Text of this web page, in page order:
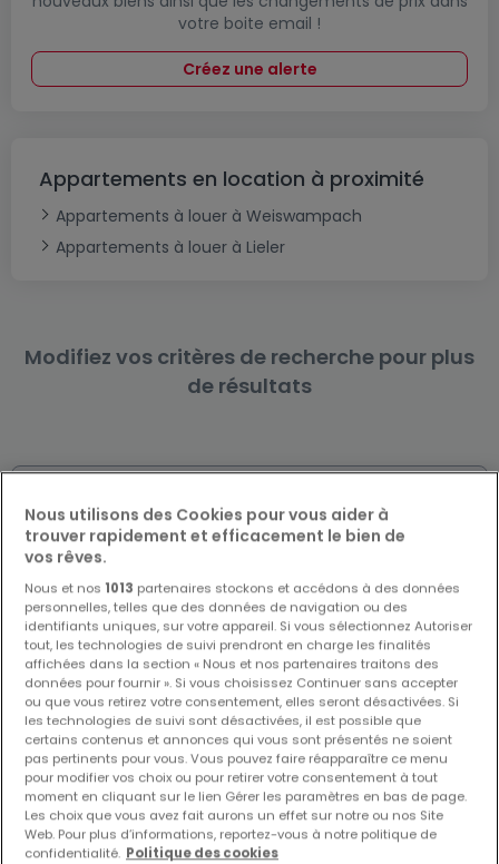
votre boite email !
Créez une alerte
Appartements en location à proximité
Appartements à louer à Weiswampach
Appartements à louer à Lieler
Modifiez vos critères de recherche pour plus
de résultats
Biens similaires à proximité
Vous n'avez pas trouvé de biens qui vous
intéressent ? Ces annonces suggérées
pourraient vous intéresser.
Nous utilisons des Cookies pour vous aider à
trouver rapidement et efficacement le bien de
vos rêves.
Nous et nos 1013 partenaires stockons et accédons à des données
personnelles, telles que des données de navigation ou des
identifiants uniques, sur votre appareil. Si vous sélectionnez Autoriser
tout, les technologies de suivi prendront en charge les finalités
affichées dans la section « Nous et nos partenaires traitons des
données pour fournir ». Si vous choisissez Continuer sans accepter
ou que vous retirez votre consentement, elles seront désactivées. Si
les technologies de suivi sont désactivées, il est possible que
certains contenus et annonces qui vous sont présentés ne soient
pas pertinents pour vous. Vous pouvez faire réapparaître ce menu
pour modifier vos choix ou pour retirer votre consentement à tout
moment en cliquant sur le lien Gérer les paramètres en bas de page.
Les choix que vous avez fait aurons un effet sur notre ou nos Site
Web. Pour plus d’informations, reportez-vous à notre politique de
confidentialité. Politique des cookies